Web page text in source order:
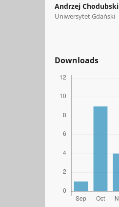
Andrzej Chodubski
Uniwersytet Gdański
Downloads